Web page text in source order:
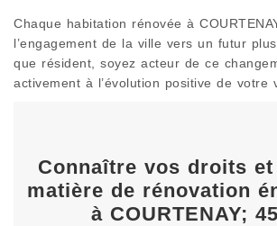
Chaque habitation rénovée à
l’engagement de la ville vers un futur
que résident, soyez acteur de ce
activement à l’évolution positive de votre
Connaître vos droits et
matière de rénovation
à COURTENAY;